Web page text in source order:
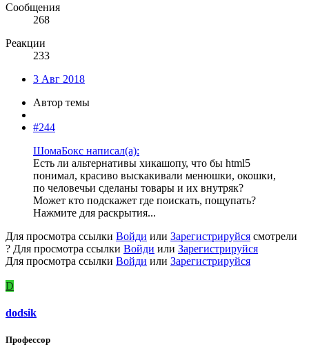
Сообщения
268
Реакции
233
3 Авг 2018
Автор темы
#244
ШомаБокс написал(а):
Есть ли альтернативы хикашопу, что бы html5
понимал, красиво выскакивали менюшки, окошки,
по человечьи сделаны товары и их внутряк?
Может кто подскажет где поискать, пощупать?
Нажмите для раскрытия...
Для просмотра ссылки Войди или Зарегистрируйся смотрели
? Для просмотра ссылки Войди или Зарегистрируйся
Для просмотра ссылки Войди или Зарегистрируйся
D
dodsik
Профессор